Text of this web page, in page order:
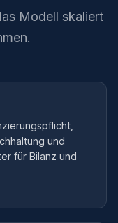
Modell skaliert
und
für Bilanz und